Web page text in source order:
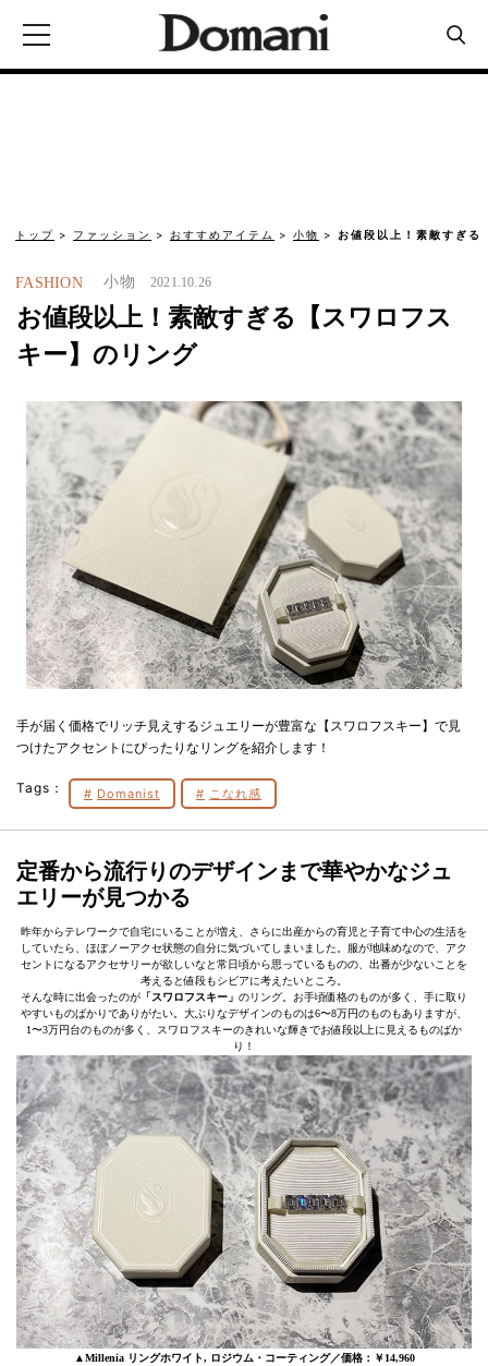
トップ ファッション おすすめアイテム 小物 お値段以上！素敵すぎる
FASHION 小物 2021.10.26
お値段以上！素敵すぎる【スワロフス
キー】のリング
手が届く価格でリッチ見えするジュエリーが豊富な【スワロフスキー】で見
つけたアクセントにぴったりなリングを紹介します！
Tags： Domanist こなれ感
定番から流行りのデザインまで華やかなジュ
エリーが見つかる
昨年からテレワークで自宅にいることが増え、さらに出産からの育児と子育て中心の生活を
していたら、ほぼノーアクセ状態の自分に気づいてしまいました。服が地味めなので、アク
セントになるアクセサリーが欲しいなと常日頃から思っているものの、出番が少ないことを
考えると値段もシビアに考えたいところ。
そんな時に出会ったのが 「スワロフスキー」 のリング。お手頃価格のものが多く、手に取り
やすいものばかりでありがたい。大ぶりなデザインのものは6〜8万円のものもありますが、
1〜3万円台のものが多く、スワロフスキーのきれいな輝きでお値段以上に見えるものばか
り！
▲Millenia リングホワイト, ロジウム・コーティング／価格：￥14,960